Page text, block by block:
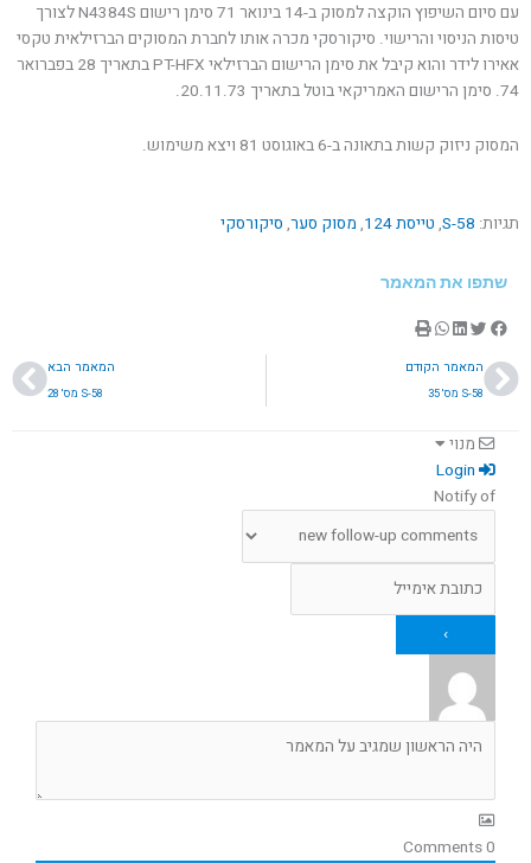
עם סיום השיפוץ הוקצה למסוק ב-14 בינואר 71 סימן רישום N4384S לצורך
טיסות הניסוי והרישוי. סיקורסקי מכרה אותו לחברת המסוקים הברזילאית טקסי
אאירו לידר והוא קיבל את סימן הרישום הברזילאי PT-HFX בתאריך 28 בפברואר
74. סימן הרישום האמריקאי בוטל בתאריך 20.11.73.
המסוק ניזוק קשות בתאונה ב-6 באוגוסט 81 ויצא משימוש.
תגיות: S-58
, טייסת 124 , מסוק סער, סיקורסקי
שתפו את המאמר
קודםהמאמר הקודם
S-58 מס' 35
המאמר הבא
S-58 מס' 28
מנוי
Notify of
0